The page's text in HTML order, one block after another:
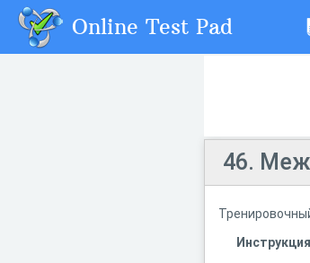
Online Test Pad
46.